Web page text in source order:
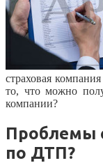
страховая
то, что можно
компании?
Проблемы
по ДТП?